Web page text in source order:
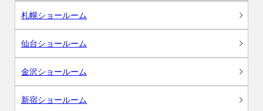
札幌ショールーム
仙台ショールーム
金沢ショールーム
新宿ショールーム